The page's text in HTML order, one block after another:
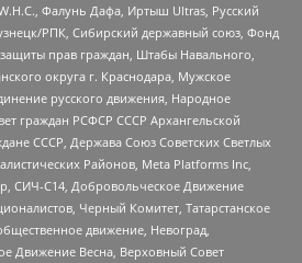
Фалунь Дафа, Иртыш Ultras, Русский
РПК, Сибирский державный союз, Фонд
прав граждан, Штабы Навального,
округа г. Краснодара, Мужское
русского движения, Народное
граждан РСФСР СССР Архангельской
СССР, Держава Союз Советских Светлых
Районов, Meta Platforms Inc,
СИЧ-С14, Добровольческое Движение
Черный Комитет, Татарстанское
движение, Невоград,
Движение Весна, Верховный Совет